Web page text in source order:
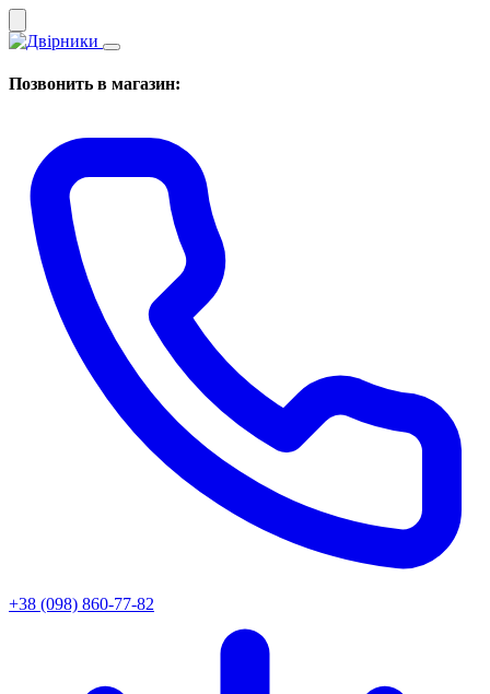
Позвонить в магазин:
+38 (098) 860-77-82